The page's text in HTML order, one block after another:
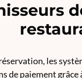
les
de paiement